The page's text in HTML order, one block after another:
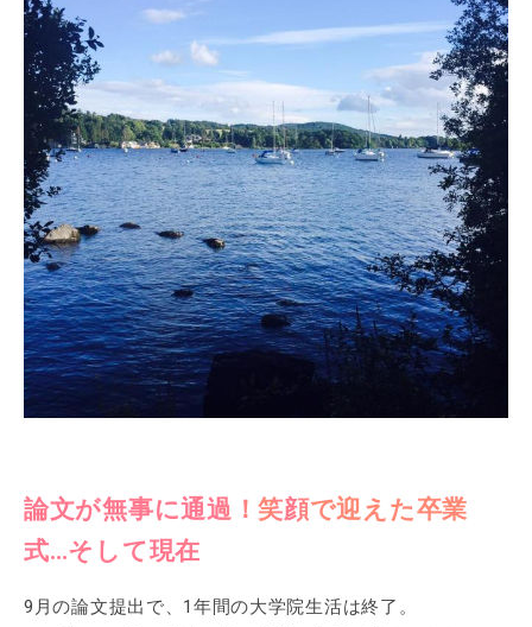
論文が無事に通過！笑顔で迎えた卒業
式…そして現在
9月の論文提出で、1年間の大学院生活は終了。